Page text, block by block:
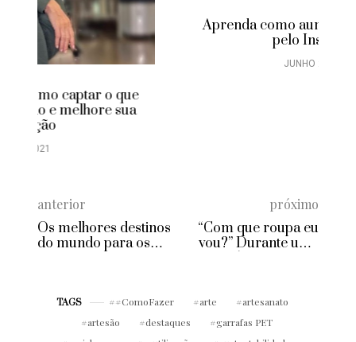
Aprenda como aumentar suas vendas
pelo Instagram
JUNHO 28, 2021
anterior
Os melhores destinos
do mundo para os
próximo
“Com que roupa eu
vou?” Durante uma
TAGS #ComoFazer arte
artesanato
artesão
destaques
garrafas PET